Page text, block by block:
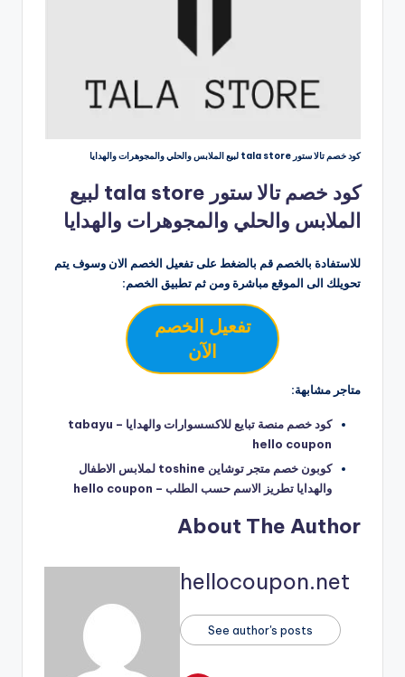
كود خصم تالا ستور tala store لبيع الملابس والحلي والمجوهرات والهدايا
كود خصم تالا ستور tala store لبيع
الملابس والحلي والمجوهرات والهدايا
للاستفادة بالخصم قم بالضغط على تفعيل الخصم الان وسوف يتم
تحويلك الى الموقع مباشرة ومن ثم تطبيق الخصم:
تفعيل الخصم
الآن
متاجر مشابهة:
كود خصم منصة تبايع للاكسسوارات والهدايا tabayu –
hello coupon
كوبون خصم متجر توشاين toshine لملابس الاطفال
والهدايا تطريز الاسم حسب الطلب – hello coupon
About The Author
hellocoupon.net
See author's posts